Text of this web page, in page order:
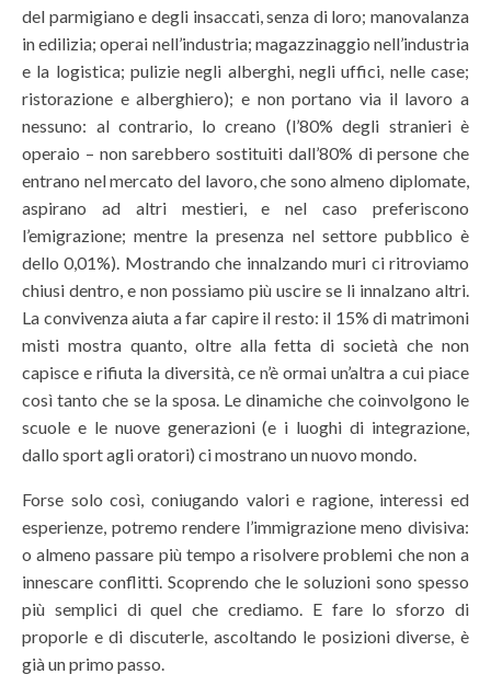
del parmigiano e degli insaccati, senza di loro; manovalanza
in edilizia; operai nell’industria; magazzinaggio nell’industria
e la logistica; pulizie negli alberghi, negli uffici, nelle case;
ristorazione e alberghiero); e non portano via il lavoro a
nessuno: al contrario, lo creano (l’80% degli stranieri è
operaio – non sarebbero sostituiti dall’80% di persone che
entrano nel mercato del lavoro, che sono almeno diplomate,
aspirano ad altri mestieri, e nel caso preferiscono
l’emigrazione; mentre la presenza nel settore pubblico è
dello 0,01%). Mostrando che innalzando muri ci ritroviamo
chiusi dentro, e non possiamo più uscire se li innalzano altri.
La convivenza aiuta a far capire il resto: il 15% di matrimoni
misti mostra quanto, oltre alla fetta di società che non
capisce e rifiuta la diversità, ce n’è ormai un’altra a cui piace
così tanto che se la sposa. Le dinamiche che coinvolgono le
scuole e le nuove generazioni (e i luoghi di integrazione,
dallo sport agli oratori) ci mostrano un nuovo mondo.
Forse solo così, coniugando valori e ragione, interessi ed
esperienze, potremo rendere l’immigrazione meno divisiva:
o almeno passare più tempo a risolvere problemi che non a
innescare conflitti. Scoprendo che le soluzioni sono spesso
più semplici di quel che crediamo. E fare lo sforzo di
proporle e di discuterle, ascoltando le posizioni diverse, è
già un primo passo.